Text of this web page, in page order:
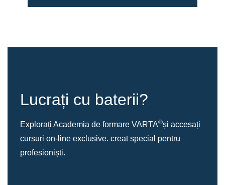
Lucrați cu baterii?
Explorați Academia de formare VARTA®și accesați
cursuri on-line exclusive. creat special pentru
profesioniști.